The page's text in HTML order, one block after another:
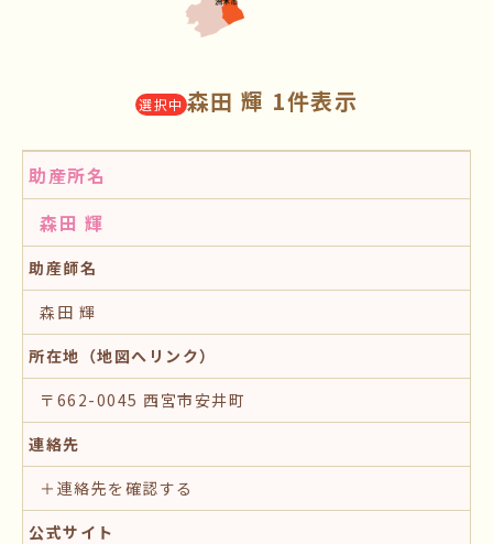
選択中 森田 輝 1件表示
助産所名
森田 輝
助産師名
森田 輝
所在地（地図へリンク）
〒662-0045 西宮市安井町
連絡先
＋連絡先を確認する
公式サイト